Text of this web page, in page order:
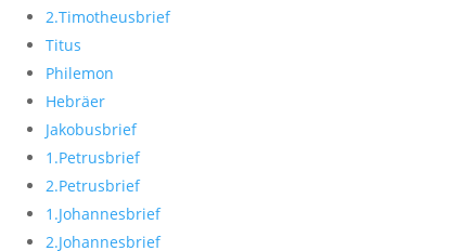
2.Timotheusbrief
Titus
Philemon
Hebräer
Jakobusbrief
1.Petrusbrief
2.Petrusbrief
1.Johannesbrief
2.Johannesbrief